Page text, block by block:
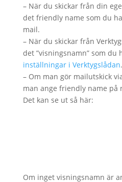
– När du skickar från din
det friendly name som du
mail.
– När du skickar från
det ”visningsnamn” som du
inställningar i Verktygslådan.
– Om man gör mailutskick
man ange friendly name på
Det kan se ut så här:
Om inget visningsnamn är